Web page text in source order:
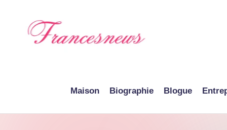
Maison Biographie Blogue